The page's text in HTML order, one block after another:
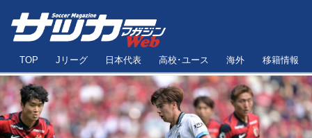
TOP Jリーグ 日本代表 高校･ユース 海外 移籍情報